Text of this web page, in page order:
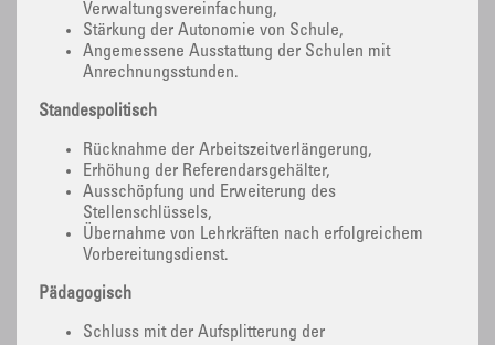
Verwaltungsvereinfachung,
Stärkung der Autonomie von Schule,
Angemessene Ausstattung der Schulen mit
Anrechnungsstunden.
Standespolitisch
Rücknahme der Arbeitszeitverlängerung,
Erhöhung der Referendarsgehälter,
Ausschöpfung und Erweiterung des
Stellenschlüssels,
Übernahme von Lehrkräften nach erfolgreichem
Vorbereitungsdienst.
Pädagogisch
Schluss mit der Aufsplitterung der